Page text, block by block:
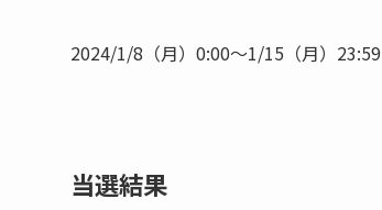
2024/1/8（月）0:00〜1/15（月）23:59
当選結果